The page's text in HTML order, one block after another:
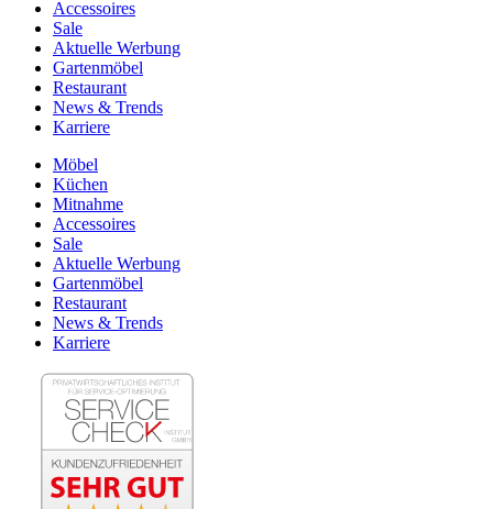
Accessoires
Sale
Aktuelle Werbung
Gartenmöbel
Restaurant
News & Trends
Karriere
Möbel
Küchen
Mitnahme
Accessoires
Sale
Aktuelle Werbung
Gartenmöbel
Restaurant
News & Trends
Karriere